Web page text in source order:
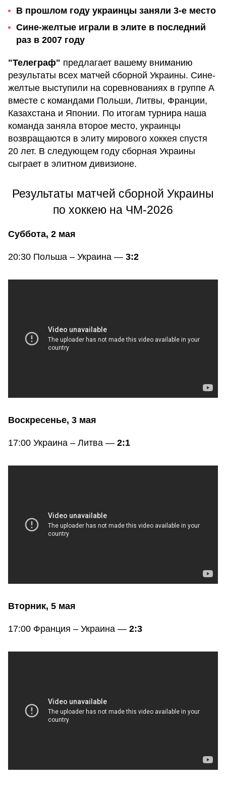
В прошлом году украинцы заняли 3-е место
Сине-желтые играли в элите в последний
раз в 2007 году
"Телеграф" предлагает вашему вниманию
результаты всех матчей сборной Украины. Сине-
желтые выступили на соревнованиях в группе А
вместе с командами Польши, Литвы, Франции,
Казахстана и Японии. По итогам турнира наша
команда заняла второе место, украинцы
возвращаются в элиту мирового хоккея спустя
20 лет. В следующем году сборная Украины
сыграет в элитном дивизионе.
Результаты матчей сборной Украины
по хоккею на ЧМ-2026
Суббота, 2 мая
20:30 Польша – Украина — 3:2
Воскресенье, 3 мая
17:00 Украина – Литва — 2:1
Вторник, 5 мая
17:00 Франция – Украина — 2:3